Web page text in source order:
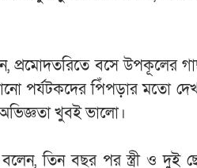
প্রমোদতরিতে বসে উপকূলের
পর্যটকদের পিঁপড়ার মতো
অভিজ্ঞতা খুবই ভালো।
তিন বছর পর স্ত্রী ও দুই